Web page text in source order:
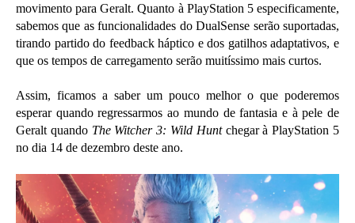
movimento para Geralt. Quanto à PlayStation 5 especificamente,
sabemos que as funcionalidades do DualSense serão suportadas,
tirando partido do feedback háptico e dos gatilhos adaptativos, e
que os tempos de carregamento serão muitíssimo mais curtos.
Assim, ficamos a saber um pouco melhor o que poderemos
esperar quando regressarmos ao mundo de fantasia e à pele de
Geralt quando The Witcher 3: Wild Huntchegar à PlayStation 5
no dia 14 de dezembro deste ano.